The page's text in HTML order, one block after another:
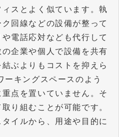
スとよく似ています。執
回線などの設備が整って
電話応対なども代行して
企業や個人で設備を共有
ぶよりもコストを抑えら
ーキングスペースのよう
点を置いていません。そ
り組むことが可能です。
イルから、用途や目的に